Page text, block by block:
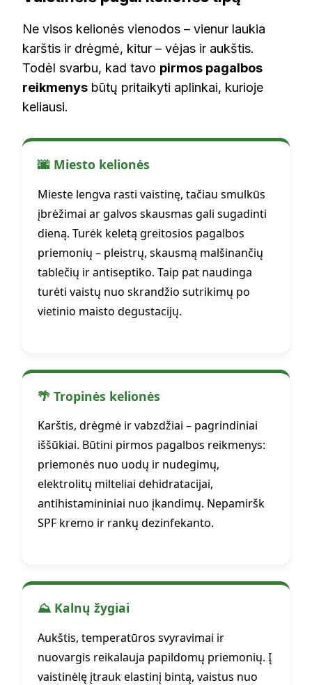
Ne visos kelionės vienodos – vienur laukia
karštis ir drėgmė, kitur – vėjas ir aukštis.
Todėl svarbu, kad tavo pirmos pagalbos
reikmenys būtų pritaikyti aplinkai, kurioje
keliausi.
🌆 Miesto kelionės
Mieste lengva rasti vaistinę, tačiau smulkūs
įbrėžimai ar galvos skausmas gali sugadinti
dieną. Turėk keletą greitosios pagalbos
priemonių – pleistrų, skausmą malšinančių
tablečių ir antiseptiko. Taip pat naudinga
turėti vaistų nuo skrandžio sutrikimų po
vietinio maisto degustacijų.
🌴 Tropinės kelionės
Karštis, drėgmė ir vabzdžiai – pagrindiniai
iššūkiai. Būtini pirmos pagalbos reikmenys:
priemonės nuo uodų ir nudegimų,
elektrolitų milteliai dehidratacijai,
antihistamininiai nuo įkandimų. Nepamiršk
SPF kremo ir rankų dezinfekanto.
⛰️ Kalnų žygiai
Aukštis, temperatūros svyravimai ir
nuovargis reikalauja papildomų priemonių. Į
vaistinėlę įtrauk elastinį bintą, vaistus nuo